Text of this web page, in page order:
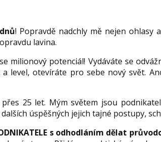
! Popravdě nadchly mě nejen
lavina.
milionový potenciál! Vydáváte se
level, otevíráte pro sebe nový svět.
25 let. Mým světem jsou
úspěšných jejich tajné postupy,
s odhodláním dělat